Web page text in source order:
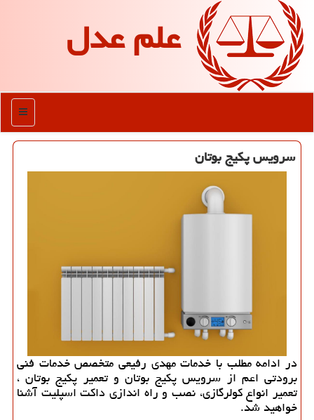
علم عدل
منو
سرویس پكیج بوتان
در ادامه مطلب با خدمات مهدی رفیعی متخصص خدمات فنی
برودتی اعم از سرویس پكیج بوتان و تعمیر پكیج بوتان ،
تعمیر انواع كولرگازی، نصب و راه اندازی داكت اسپلیت آشنا
خواهید شد.